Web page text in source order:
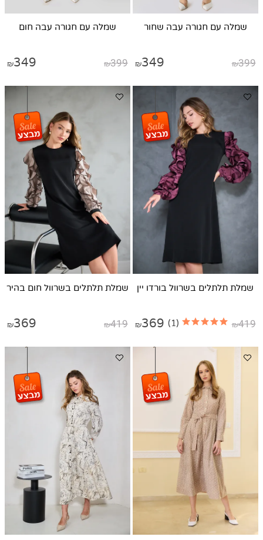
שמלה עם חגורה עבה שחור
₪399
₪349
שמלה עם חגורה עבה חום
₪399
₪349
שמלת תלתלים בשרוול בורדו יין
₪419
₪369 (1)
שמלת תלתלים בשרוול חום בהיר
₪419
₪369